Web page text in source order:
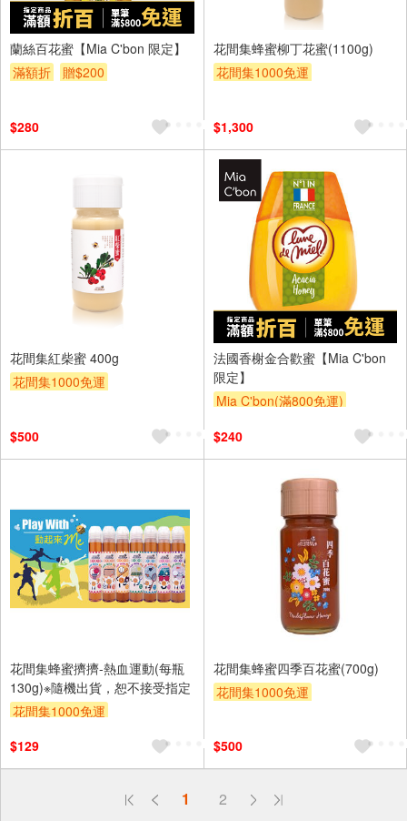
蘭絲百花蜜【Mia C'bon 限定】
滿額折
贈$200
$280
花間集蜂蜜柳丁花蜜(1100g)
花間集1000免運
$1,300
花間集紅柴蜜 400g
花間集1000免運
$500
法國香榭金合歡蜜【Mia C'bon
限定】
Mia C'bon(滿800免運)
$240
花間集蜂蜜擠擠-熱血運動(每瓶
130g)※隨機出貨，恕不接受指定
花間集1000免運
$129
花間集蜂蜜四季百花蜜(700g)
花間集1000免運
$500
1 2
偏遠地區配送